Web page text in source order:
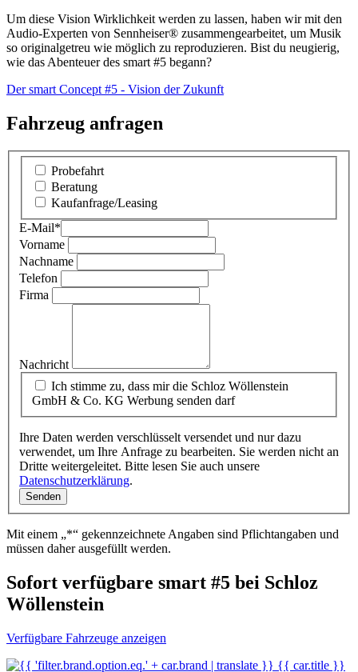
Um diese Vision Wirklichkeit werden zu lassen, haben wir mit den
Audio-Experten von Sennheiser® zusammengearbeitet, um Musik
so originalgetreu wie möglich zu reproduzieren. Bist du neugierig,
wie das Abenteuer des smart #5 begann?
Der smart Concept #5 - Vision der Zukunft
Fahrzeug anfragen
Probefahrt
Beratung
Kaufanfrage/Leasing
E-Mail*
Vorname
Nachname
Telefon
Firma
Nachricht
GmbH & Co. KG Werbung senden darf
Ihre Daten werden verschlüsselt versendet und nur dazu
verwendet, um Ihre Anfrage zu bearbeiten. Sie werden nicht an
Dritte weitergeleitet. Bitte lesen Sie auch unsere
Datenschutzerklärung.
Mit einem „*“ gekennzeichnete Angaben sind Pflichtangaben und
müssen daher ausgefüllt werden.
Sofort verfügbare smart #5 bei Schloz
Wöllenstein
Verfügbare Fahrzeuge anzeigen